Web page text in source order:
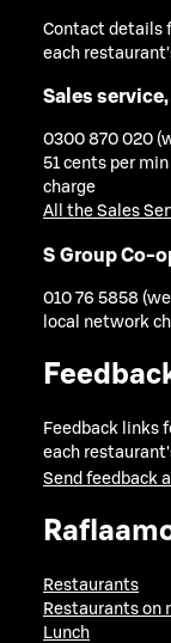
Contact details
each
Sales
0300 870 020
51 cents per
charge
All the Sales
S Group Co-
010 76 5858
local network
Feedback links
each
Send feedback
Restaurants
Restaurants on
Lunch